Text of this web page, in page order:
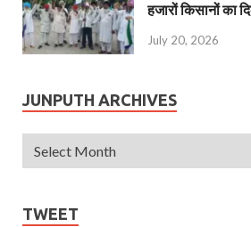
हजारों किसानों का
July 20, 2026
JUNPUTH ARCHIVES
TWEET